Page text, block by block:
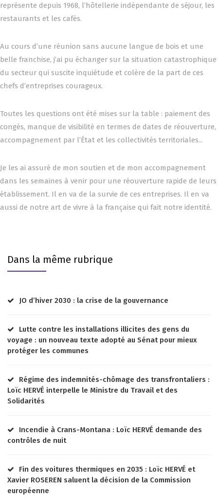
représente depuis 1968, l’hôtellerie indépendante de séjour, les
restaurants et les cafés.
Au cours d’une réunion sans aucune langue de bois et une
belle franchise, j’ai pu échanger sur la situation catastrophique
du secteur qui suscite inquiétude et colère de la part de ces
chefs d’entreprises courageux.
Toutes les questions ont été mises sur la table : paiement des
congés, manque de visibilité en termes de dates de réouverture,
accompagnement par l’État et les collectivités territoriales...
Je les ai assuré de mon soutien et de mon accompagnement
dans les semaines à venir pour une réouverture rapide de leurs
établissement. Il en va de la survie de ces entreprises. Il en va
aussi de notre art de vivre à la française qui fait notre identité.
Dans la même rubrique
JO d’hiver 2030 : la crise de la gouvernance
Lutte contre les installations illicites des gens du
voyage : un nouveau texte adopté au Sénat pour mieux
protéger les communes
Régime des indemnités-chômage des transfrontaliers :
Loïc HERVÉ interpelle le Ministre du Travail et des
Solidarités
Incendie à Crans-Montana : Loïc HERVÉ demande des
contrôles de nuit
Fin des voitures thermiques en 2035 : Loïc HERVÉ et
Xavier ROSEREN saluent la décision de la Commission
européenne